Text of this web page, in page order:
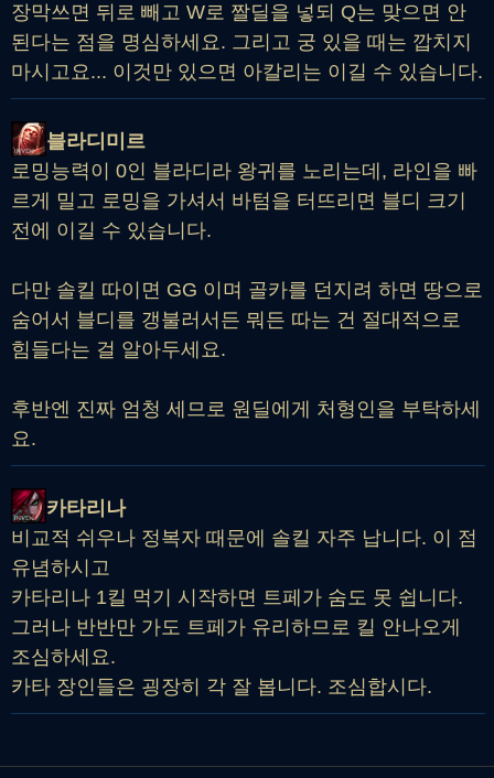
장막쓰면 뒤로 빼고 W로 짤딜을 넣되 Q는 맞으면 안
된다는 점을 명심하세요. 그리고 궁 있을 때는 깝치지
마시고요... 이것만 있으면 아칼리는 이길 수 있습니다.
블라디미르
로밍능력이 0인 블라디라 왕귀를 노리는데, 라인을 빠
르게 밀고 로밍을 가셔서 바텀을 터뜨리면 블디 크기
전에 이길 수 있습니다.
다만 솔킬 따이면 GG 이며 골카를 던지려 하면 땅으로
숨어서 블디를 갱불러서든 뭐든 따는 건 절대적으로
힘들다는 걸 알아두세요.
후반엔 진짜 엄청 세므로 원딜에게 처형인을 부탁하세
요.
카타리나
비교적 쉬우나 정복자 때문에 솔킬 자주 납니다. 이 점
유념하시고
카타리나 1킬 먹기 시작하면 트페가 숨도 못 쉽니다.
그러나 반반만 가도 트페가 유리하므로 킬 안나오게
조심하세요.
카타 장인들은 굉장히 각 잘 봅니다. 조심합시다.